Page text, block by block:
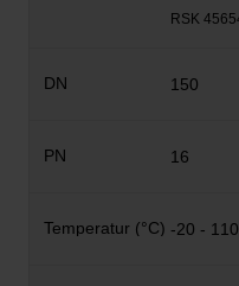
RSK
150
16
-20 - 110